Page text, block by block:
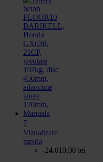

Vizualizare
rapida
-24.010,00 lei